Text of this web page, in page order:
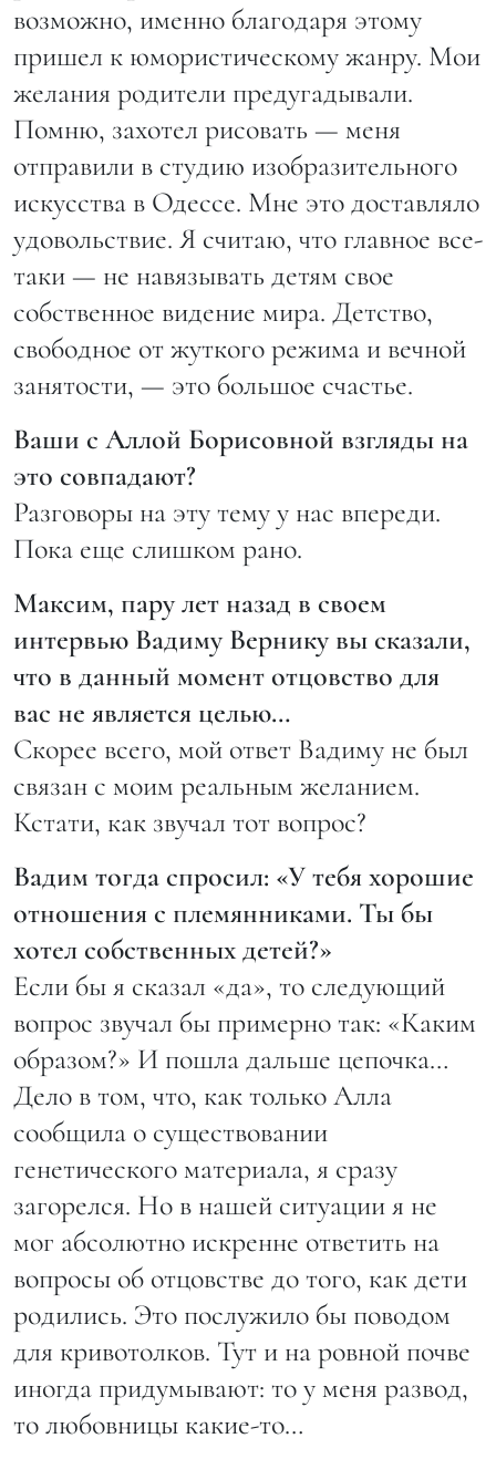
возможно, именно благодаря этому
пришел к юмористическому жанру. Мои
желания родители предугадывали.
Помню, захотел рисовать — меня
отправили в студию изобразительного
искусства в Одессе. Мне это доставляло
удовольствие. Я считаю, что главное все-
таки — не навязывать детям свое
собственное видение мира. Детство,
свободное от жуткого режима и вечной
занятости, — это большое счастье.
Ваши с Аллой Борисовной взгляды на
это совпадают?
Разговоры на эту тему у нас впереди.
Пока еще слишком рано.
Максим, пару лет назад в своем
интервью Вадиму Вернику вы сказали,
что в данный момент отцовство для
вас не является целью…
Скорее всего, мой ответ Вадиму не был
связан с моим реальным желанием.
Кстати, как звучал тот вопрос?
Вадим тогда спросил: «У тебя хорошие
отношения с племянниками. Ты бы
хотел собственных детей?»
Если бы я сказал «да», то следующий
вопрос звучал бы примерно так: «Каким
образом?» И пошла дальше цепочка…
Дело в том, что, как только Алла
сообщила о существовании
генетического материала, я сразу
загорелся. Но в нашей ситуации я не
мог абсолютно искренне ответить на
вопросы об отцовстве до того, как дети
родились. Это послужило бы поводом
для кривотолков. Тут и на ровной почве
иногда придумывают: то у меня развод,
то любовницы какие-то…